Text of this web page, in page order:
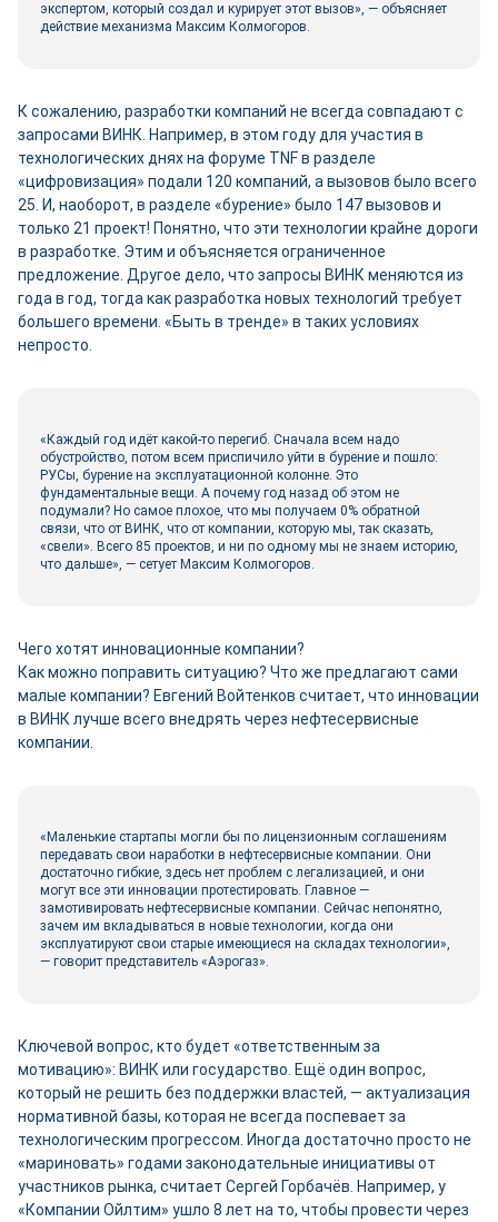
экспертом, который создал и курирует этот вызов», — объясняет
действие механизма Максим Колмогоров.
К сожалению, разработки компаний не всегда совпадают с
запросами ВИНК. Например, в этом году для участия в
технологических днях на форуме TNF в разделе
«цифровизация» подали 120 компаний, а вызовов было всего
25. И, наоборот, в разделе «бурение» было 147 вызовов и
только 21 проект! Понятно, что эти технологии крайне дороги
в разработке. Этим и объясняется ограниченное
предложение. Другое дело, что запросы ВИНК меняются из
года в год, тогда как разработка новых технологий требует
большего времени. «Быть в тренде» в таких условиях
непросто.
«Каждый год идёт какой-то перегиб. Сначала всем надо
обустройство, потом всем приспичило уйти в бурение и пошло:
РУСы, бурение на эксплуатационной колонне. Это
фундаментальные вещи. А почему год назад об этом не
подумали? Но самое плохое, что мы получаем 0% обратной
связи, что от ВИНК, что от компании, которую мы, так сказать,
«свели». Всего 85 проектов, и ни по одному мы не знаем историю,
что дальше», — сетует Максим Колмогоров.
Чего хотят инновационные компании?
Как можно поправить ситуацию? Что же предлагают сами
малые компании? Евгений Войтенков считает, что инновации
в ВИНК лучше всего внедрять через нефтесервисные
компании.
«Маленькие стартапы могли бы по лицензионным соглашениям
передавать свои наработки в нефтесервисные компании. Они
достаточно гибкие, здесь нет проблем с легализацией, и они
могут все эти инновации протестировать. Главное —
замотивировать нефтесервисные компании. Сейчас непонятно,
зачем им вкладываться в новые технологии, когда они
эксплуатируют свои старые имеющиеся на складах технологии»,
— говорит представитель «Аэрогаз».
Ключевой вопрос, кто будет «ответственным за
мотивацию»: ВИНК или государство. Ещё один вопрос,
который не решить без поддержки властей, — актуализация
нормативной базы, которая не всегда поспевает за
технологическим прогрессом. Иногда достаточно просто не
«мариновать» годами законодательные инициативы от
участников рынка, считает Сергей Горбачёв. Например, у
«Компании Ойлтим» ушло 8 лет на то, чтобы провести через